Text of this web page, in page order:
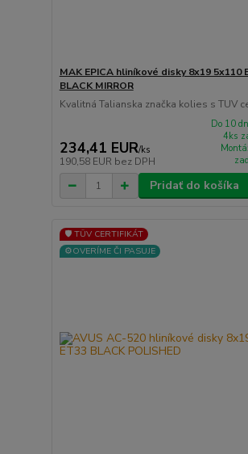
MAK EPICA hliníkové disky 8x19 5x110
BLACK MIRROR
Kvalitná Talianska značka kolies s TUV
234,41 EUR/ks
190,58 EUR bez DPH
Do 10
4ks
Pridať do košíka
🛡️ TÜV CERTIFIKÁT
⚙️OVERÍME ČI PASUJE